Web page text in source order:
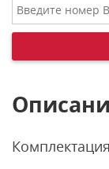
Комплектация